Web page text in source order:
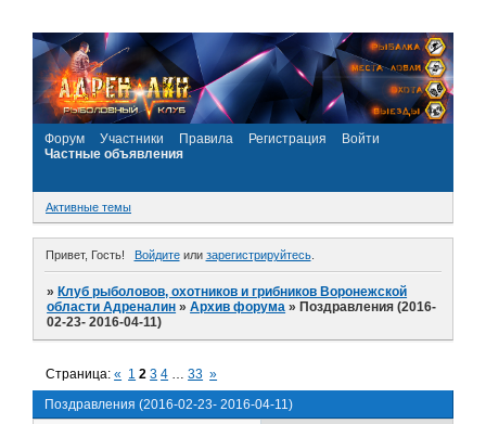
Форум Участники Правила Регистрация
Войти
Частные объявления
Активные темы
Привет, Гость! Войдитеили зарегистрируйтесь.
»Клуб рыболовов, охотников и грибников Воронежской
области Адреналин »Архив форума »Поздравления (2016-
02-23- 2016-04-11)
Поздравления (2016-02-23- 2016-04-11)
Страница:« 1 2 3 4 … 33 »